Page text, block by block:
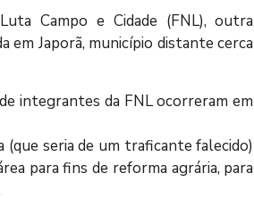
Campo e Cidade (FNL), outra
em Japorã, município distante cerca
integrantes da FNL ocorreram em
(que seria de um traficante falecido)
para fins de reforma agrária, para